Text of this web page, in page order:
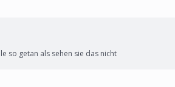
so getan als sehen sie das nicht